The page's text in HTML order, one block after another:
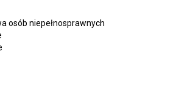
osób niepełnosprawnych